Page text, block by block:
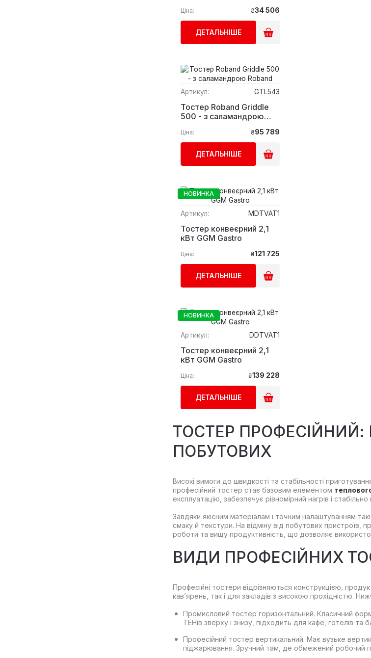
Ціна: ₴34 506
ДЕТАЛЬНІШЕ
Артикул: GTL543
Тостер Roband Griddle
500 - з саламандрою
Ціна: ₴95 789
ДЕТАЛЬНІШЕ
НОВИНКА
Артикул: MDTVAT1
Тостер конвеєрний 2,1
кВт GGM Gastro
Ціна: ₴121 725
ДЕТАЛЬНІШЕ
НОВИНКА
Артикул: DDTVAT1
Тостер конвеєрний 2,1
кВт GGM Gastro
Ціна: ₴139 228
ДЕТАЛЬНІШЕ
ТОСТЕР ПРОФЕСІЙНИЙ:
ПОБУТОВИХ
Високі вимоги до швидкості та стабільності
професійний тостер стає базовим елементом
експлуатацію, забезпечує рівномірний нагрів і
Завдяки якісним матеріалам і точним налаштуванням
смаку й текстури. На відміну від побутових пристроїв,
роботи та вищу продуктивність, що дозволяє
ВИДИ ПРОФЕСІЙНИХ
Професійні тостери відрізняються конструкцією,
кав’ярень, так і для закладів з високою прохідністю.
Промисловий тостер горизонтальний. Класичний
ТЕНів зверху і знизу, підходить для кафе, готелів та
Професійний тостер вертикальний. Має вузьке
піджарювання. Зручний там, де обмежений робочий